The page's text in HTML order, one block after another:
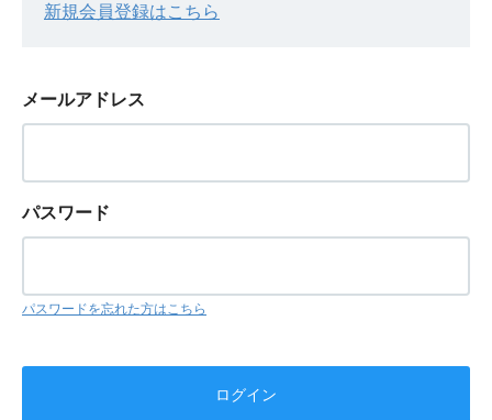
新規会員登録はこちら
メールアドレス
パスワード
パスワードを忘れた方はこちら